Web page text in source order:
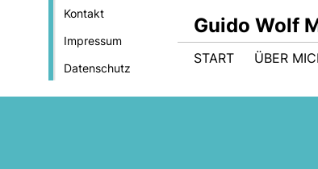
Kontakt
Impressum
Datenschutz
Guido Wolf
START ÜBER